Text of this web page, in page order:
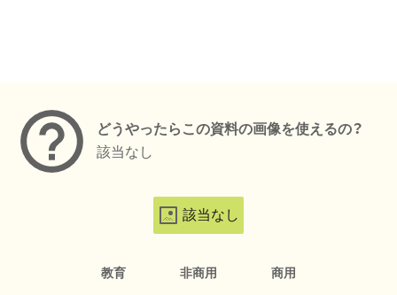
どうやったらこの資料の画像を使えるの？
該当なし
該当なし
教育 非商用 商用